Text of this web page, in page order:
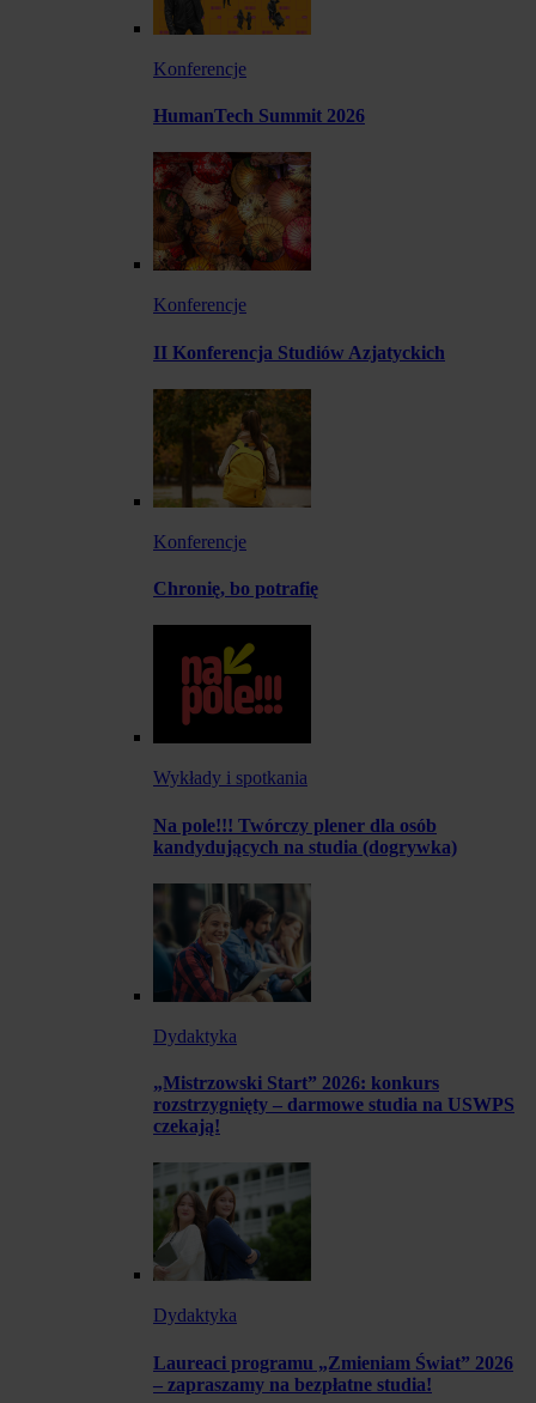
Konferencje
HumanTech Summit 2026
Konferencje
II Konferencja Studiów Azjatyckich
Konferencje
Chronię, bo potrafię
Wykłady i spotkania
Na pole!!! Twórczy plener dla osób
kandydujących na studia (dogrywka)
Dydaktyka
„Mistrzowski Start” 2026: konkurs
rozstrzygnięty – darmowe studia na USWPS
czekają!
Dydaktyka
Laureaci programu „Zmieniam Świat” 2026
– zapraszamy na bezpłatne studia!